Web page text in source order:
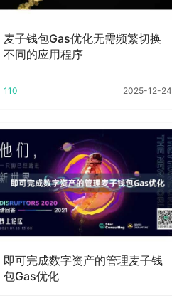
麦子钱包Gas优化无需频繁切换
不同的应用程序
110 2025-12-24
即可完成数字资产的管理麦子钱
包Gas优化